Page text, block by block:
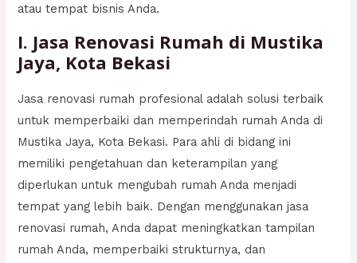
atau tempat bisnis Anda.
I. Jasa Renovasi Rumah di Mustika
Jaya, Kota Bekasi
Jasa renovasi rumah profesional adalah solusi terbaik
untuk memperbaiki dan memperindah rumah Anda di
Mustika Jaya, Kota Bekasi. Para ahli di bidang ini
memiliki pengetahuan dan keterampilan yang
diperlukan untuk mengubah rumah Anda menjadi
tempat yang lebih baik. Dengan menggunakan jasa
renovasi rumah, Anda dapat meningkatkan tampilan
rumah Anda, memperbaiki strukturnya, dan